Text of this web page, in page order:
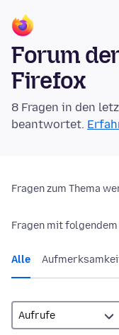
Forum
Firefox
8 Fragen in den
beantwortet.
Fragen zum Thema
Fragen mit
Alle